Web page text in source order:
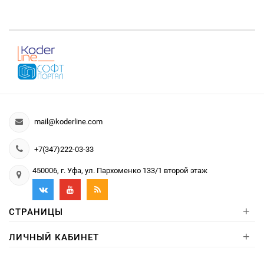
mail@koderline.com
+7(347)222-03-33
450006, г. Уфа, ул. Пархоменко 133/1 второй этаж
СТРАНИЦЫ +
ЛИЧНЫЙ КАБИНЕТ +